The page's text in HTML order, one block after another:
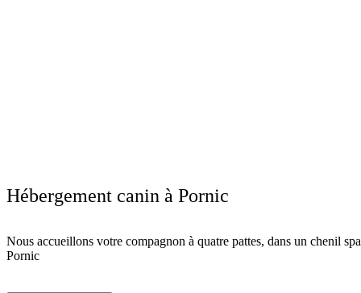
Hébergement canin à Pornic
Nous accueillons votre compagnon à quatre pattes, dans un chenil
Pornic